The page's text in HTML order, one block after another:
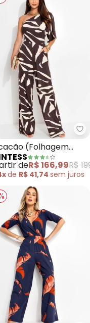
Macacão (Preto)
(Folhagem
em Malha de
deR$ 166,99R$
de R$ 41,74 sem juros